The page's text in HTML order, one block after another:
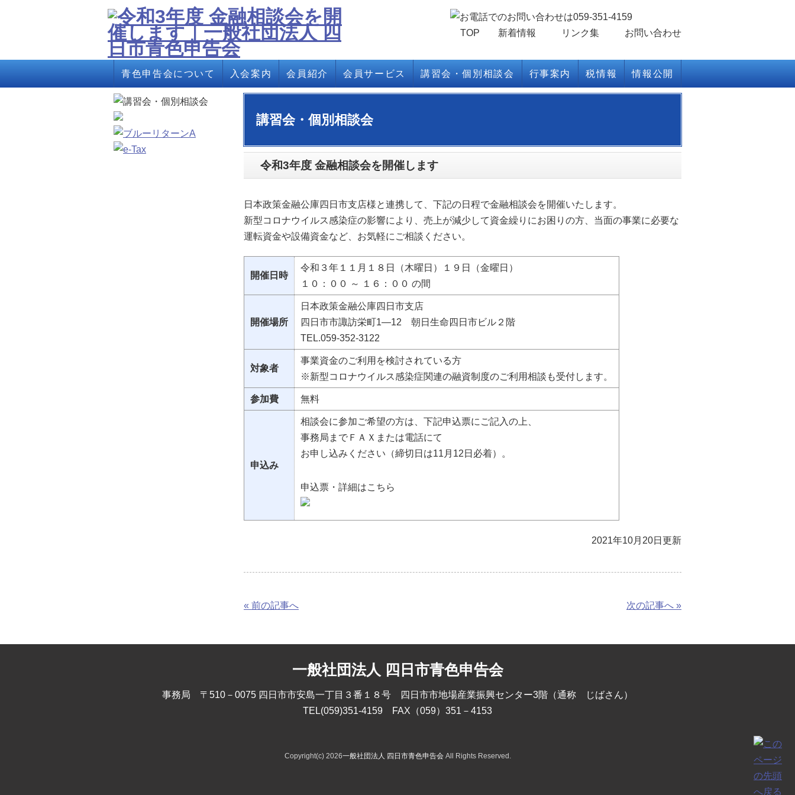
TOP 新着情報 リンク集 お問い合わせ
青色申告会について 入会案内 会員紹介 会員サービス 講習会・個別相談会 行事案内 税情報 情報公開
講習会・個別相談会
令和3年度 金融相談会を開催します
日本政策金融公庫四日市支店様と連携して、下記の日程で金融相談会を開催いたします。
新型コロナウイルス感染症の影響により、売上が減少して資金繰りにお困りの方、当面の事業に必要な
運転資金や設備資金など、お気軽にご相談ください。
開催日時
令和３年１１月１８日（木曜日）１９日（金曜日）
１０：００ ～ １６：００ の間
開催場所
日本政策金融公庫四日市支店
四日市市諏訪栄町1—12 朝日生命四日市ビル２階
TEL.059-352-3122
対象者
事業資金のご利用を検討されている方
※新型コロナウイルス感染症関連の融資制度のご利用相談も受付します。
参加費 無料
申込み
相談会に参加ご希望の方は、下記申込票にご記入の上、
事務局までＦＡＸまたは電話にて
お申し込みください（締切日は11月12日必着）。
申込票・詳細はこちら
2021年10月20日更新
« 前の記事へ 次の記事へ »
一般社団法人 四日市青色申告会
事務局 〒510－0075 四日市市安島一丁目３番１８号 四日市市地場産業振興センター3階（通称 じばさん）
TEL(059)351-4159 FAX（059）351－4153
Copyright(c) 2026一般社団法人 四日市青色申告会All Rights Reserved.